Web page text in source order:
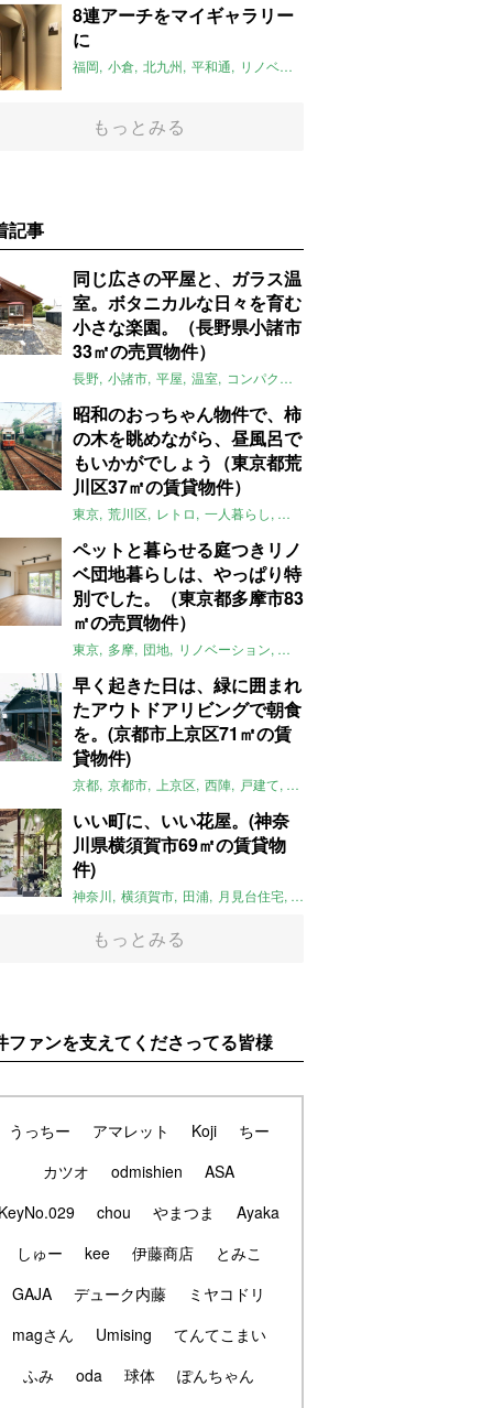
8連アーチをマイギャラリー
に
福岡 小倉 北九州 平和通 リノベーション
もっとみる
記事
同じ広さの平屋と、ガラス温
室。ボタニカルな日々を育む
小さな楽園。（長野県小諸市
33㎡の売買物件）
長野 小諸市 平屋 温室 コンパクト
昭和のおっちゃん物件で、柿
の木を眺めながら、昼風呂で
もいかがでしょう（東京都荒
川区37㎡の賃貸物件）
東京 荒川区 レトロ 一人暮らし タイル
ペットと暮らせる庭つきリノ
ベ団地暮らしは、やっぱり特
別でした。（東京都多摩市83
㎡の売買物件）
東京 多摩 団地 リノベーション 庭
早く起きた日は、緑に囲まれ
たアウトドアリビングで朝食
を。(京都市上京区71㎡の賃
貸物件)
京都 京都市 上京区 西陣 戸建て 平屋
いい町に、いい花屋。(神奈
川県横須賀市69㎡の賃貸物
件)
神奈川 横須賀市 田浦 月見台住宅 一軒家
もっとみる
ファンを支えてくださってる皆様
うっちー アマレット Koji
ちー
カツオ
odmishien
ASA
chou やまつま
Ayaka
しゅー
kee 伊藤商店
とみこ
GAJA
デューク内藤
ミヤコドリ
magさん
Umising
てんてこまい
ふみ
oda 球体
ぽんちゃん